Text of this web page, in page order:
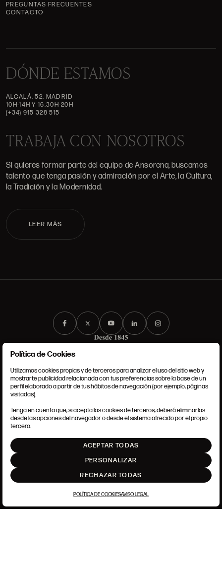
PREGUNTAS FRECUENTES
CONTACTO
DÓNDE ESTAMOS
ALCALÁ, 52. MADRID
10H-14H Y 16:30H-20H
(+34) 915 328 515
TRABAJA CON NOSOTROS
Si quieres formar parte del equipo de Ansorena, buscamos
talento que tenga pasión y admiración por el Arte, la Cultura,
la Tradición y la Modernidad.
LEER MÁS
CONDICIONES GENERALES
POLÍTICA DE COOKIES
AJUSTE DE COOKIES
Política de Cookies
Utilizamos cookies propias y de terceros para analizar el uso del sitio web y
mostrarte publicidad relacionada con tus preferencias sobre la base de un
perfil elaborado a partir de tus hábitos de navegación (por ejemplo, páginas
visitadas).
Tenga en cuenta que, si acepta las cookies de terceros, deberá eliminarlas
desde las opciones del navegador o desde el sistema ofrecido por el propio
tercero.
ACEPTAR TODAS
PERSONALIZAR
RECHAZAR TODAS
POLÍTICA DE COOKIESAVISO LEGAL